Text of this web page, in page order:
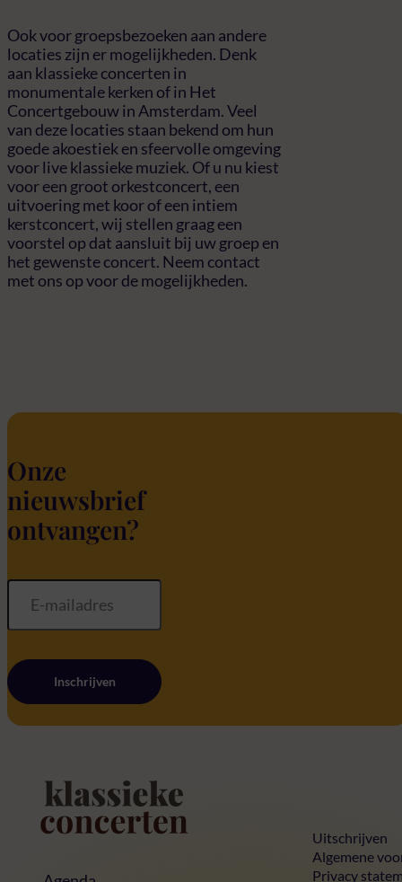
Ook voor groepsbezoeken aan andere
locaties zijn er mogelijkheden. Denk
aan klassieke concerten in
monumentale kerken of in Het
Concertgebouw in Amsterdam. Veel
van deze locaties staan bekend om hun
goede akoestiek en sfeervolle omgeving
voor live klassieke muziek. Of u nu kiest
voor een groot orkestconcert, een
uitvoering met koor of een intiem
kerstconcert, wij stellen graag een
voorstel op dat aansluit bij uw groep en
het gewenste concert. Neem contact
met ons op voor de mogelijkheden.
Onze
nieuwsbrief
ontvangen?
Inschrijven
Uitschrijven
Algemene
Privacy